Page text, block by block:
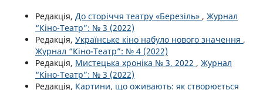
Редакція, До сторіччя театру «Березіль» , Журнал
“Кіно-Театр”: № 3 (2022)
Редакція, Українське кіно набуло нового значення ,
Журнал “Кіно-Театр”: № 4 (2022)
Редакція, Мистецька хроніка № 3, 2022 , Журнал
“Кіно-Театр”: № 3 (2022)
Редакція, Картини, що оживають: як створюється